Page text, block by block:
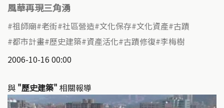
風華再現三角湧
祖師廟 老街 社區營造 文化保存 文化資產 古蹟
都市計畫 歷史建築 資產活化 古蹟修復 李梅樹
2006-10-16 00:00
與 "歷史建築" 相關報導